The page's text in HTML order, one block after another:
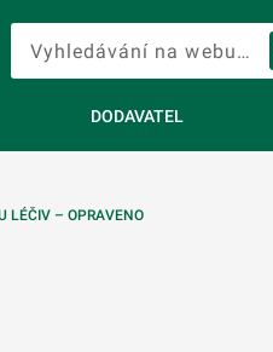
DODAVATEL
LÉČIV – OPRAVENO